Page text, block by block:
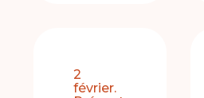
2
février.